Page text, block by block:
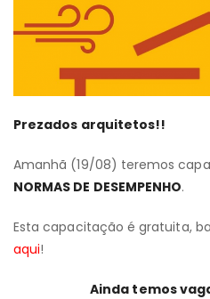
Prezados arquitetos!!
Amanhã (19/08) teremos
NORMAS DE DESEMPENHO.
Esta capacitação é gratuita,
aqui!
Ainda temos